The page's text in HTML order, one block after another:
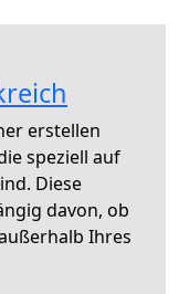
erstellen
speziell auf
Diese
davon, ob
Ihres